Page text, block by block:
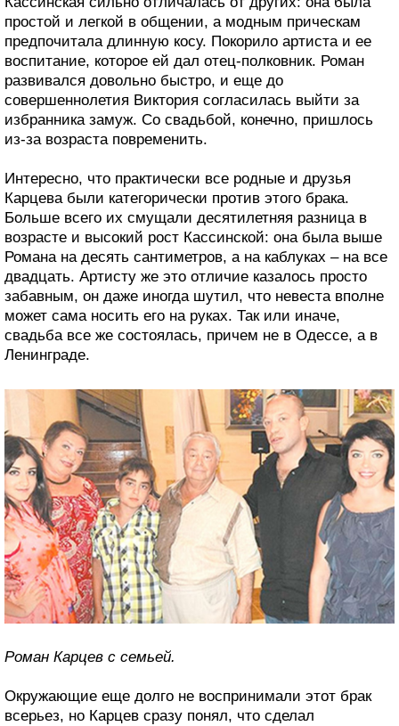
простой и легкой в общении, а модным прическам
предпочитала длинную косу. Покорило артиста и ее
воспитание, которое ей дал отец-полковник. Роман
развивался довольно быстро, и еще до
совершеннолетия Виктория согласилась выйти за
избранника замуж. Со свадьбой, конечно, пришлось
из-за возраста повременить.
Интересно, что практически все родные и друзья
Карцева были категорически против этого брака.
Больше всего их смущали десятилетняя разница в
возрасте и высокий рост Кассинской: она была выше
Романа на десять сантиметров, а на каблуках – на все
двадцать. Артисту же это отличие казалось просто
забавным, он даже иногда шутил, что невеста вполне
может сама носить его на руках. Так или иначе,
свадьба все же состоялась, причем не в Одессе, а в
Ленинграде.
Роман Карцев с семьей.
Окружающие еще долго не воспринимали этот брак
всерьез, но Карцев сразу понял, что сделал